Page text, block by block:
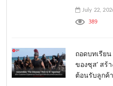
July 22,
389
ถอดบทเรียน
ของซุส’ สร้
ต้อนรับลูกค้